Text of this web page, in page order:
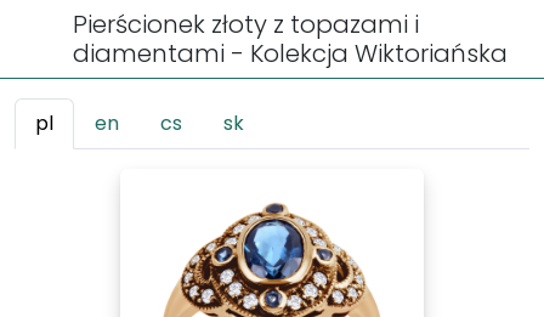
Pierścionek złoty z topazami i
diamentami - Kolekcja Wiktoriańska
pl en cs sk